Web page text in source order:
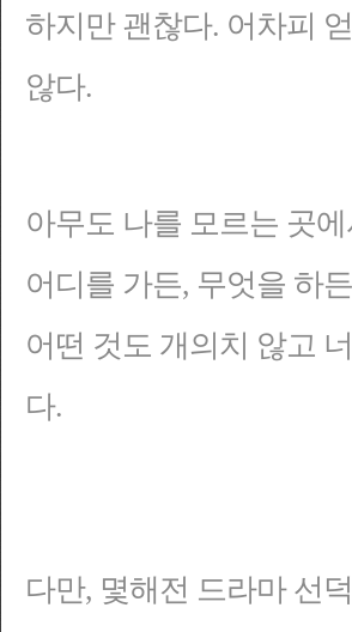
하지만 괜찮다. 어차피
않다.
아무도 나를 모르는 곳
어디를 가든, 무엇을 하
어떤 것도 개의치 않고
다.
다만, 몇해전 드라마 선